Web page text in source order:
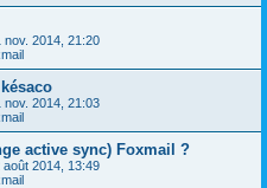
nov. 2014, 21:20
nov. 2014, 21:03
active sync) Foxmail ?
août 2014, 13:49